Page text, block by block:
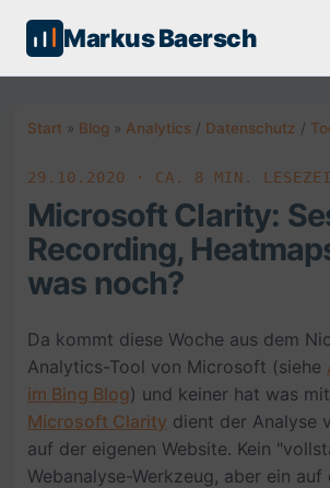
Markus Baersch
Start » Blog » Analytics / Datenschutz /
29.10.2020 · CA. 8 MIN.
Microsoft Clarity:
Recording,
was noch?
Da kommt diese Woche aus dem
Analytics-Tool von Microsoft (siehe
im Bing Blog) und keiner hat was
Microsoft Clarity dient der Analyse
auf der eigenen Website. Kein
Webanalyse-Werkzeug, aber ein auf